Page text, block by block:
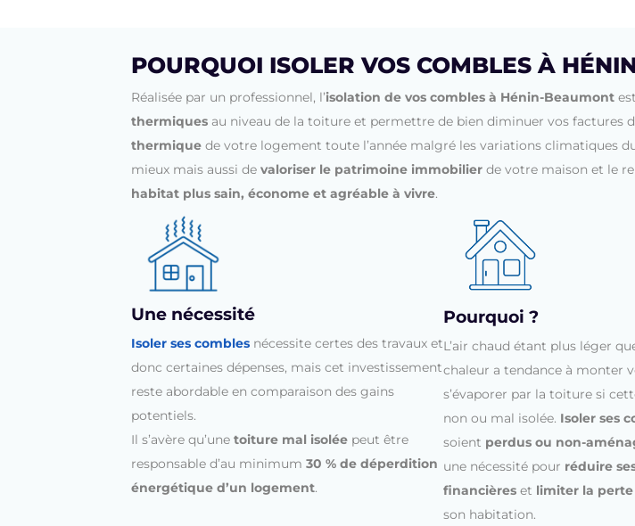
POURQUOI ISOLER VOS COMBLES À
Réalisée par un professionnel, l’isolation de vos combles à Hénin-Beaumont
thermiques au niveau de la toiture et permettre de bien diminuer vos factures
thermique de votre logement toute l’année malgré les variations climatiques du
mieux mais aussi de valoriser le patrimoine immobilier de votre maison et le
habitat plus sain, économe et agréable à vivre.
Une nécessité
Isoler ses combles nécessite certes des travaux et
donc certaines dépenses, mais cet investissement
reste abordable en comparaison des gains
potentiels.
Il s’avère qu’une toiture mal isolée peut être
responsable d’au minimum 30 % de déperdition
énergétique d’un logement.
Pourquoi ?
L’air chaud étant plus léger
chaleur a tendance à monter
s’évaporer par la toiture si
non ou mal isolée. Isoler ses
soient perdus ou non-
une nécessité pour réduire
financières et limiter la
son habitation.